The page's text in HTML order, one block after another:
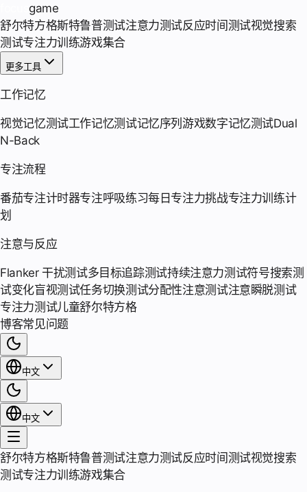
game
舒尔特方格斯特鲁普测试注意力测试反应时间测试视觉搜索
测试专注力训练游戏集合
更多工具
工作记忆
视觉记忆测试工作记忆测试记忆序列游戏数字记忆测试Dual
N-Back
专注流程
番茄专注计时器专注呼吸练习每日专注力挑战专注力训练计
划
注意与反应
Flanker 干扰测试多目标追踪测试持续注意力测试符号搜索测
试变化盲视测试任务切换测试分配性注意测试注意瞬脱测试
专注力测试儿童舒尔特方格
博客常见问题
中文
中文
舒尔特方格斯特鲁普测试注意力测试反应时间测试视觉搜索
测试专注力训练游戏集合